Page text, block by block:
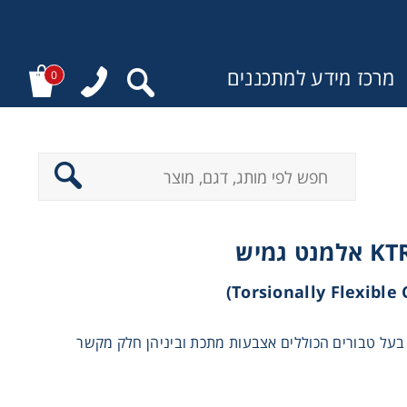
מרכז מידע למתכננים 0
טבורים הכוללים אצבעות מתכת וביניהן חלק מקשר